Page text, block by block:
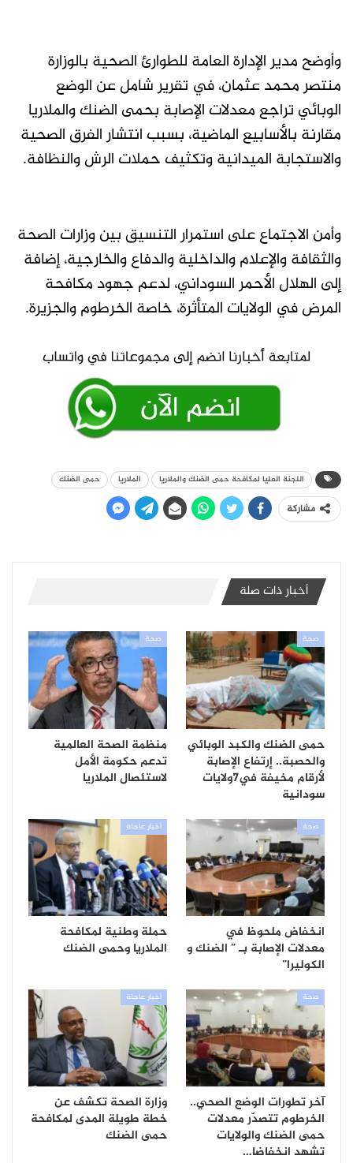
وأوضح مدير الإدارة العامة للطوارئ الصحية بالوزارة
منتصر محمد عثمان، في تقرير شامل عن الوضع
الوبائي تراجع معدلات الإصابة بحمى الضنك والملاريا
مقارنة بالأسابيع الماضية، بسبب انتشار الفرق الصحية
والاستجابة الميدانية وتكثيف حملات الرش والنظافة.
وأمن الاجتماع على استمرار التنسيق بين وزارات الصحة
والثقافة والإعلام والداخلية والدفاع والخارجية، إضافة
إلى الهلال الأحمر السوداني، لدعم جهود مكافحة
المرض في الولايات المتأثرة، خاصة الخرطوم والجزيرة.
اللجنة العليا لمكافحة حمى الضنك والملاريا الملاريا حمى الضنك
مشاركة
أخبار ذات صلة
صحة
حمى الضنك والكبد الوبائي
والحصبة.. إرتفاع الإصابة
لأرقام مخيفة في7ولايات
سودانية
صحة
منظمة الصحة العالمية
تدعم حكومة الأمل
لاستئصال الملاريا
صحة
انخفاض ملحوظ في
معدلات الإصابة بـ ” الضنك و
الكوليرا”
أخبار عاجلة
حملة وطنية لمكافحة
الملاريا وحمى الضنك
صحة
آخر تطورات الوضع الصحي..
الخرطوم تتصدّر معدلات
حمى الضنك والولايات
تشهد انخفاضا…
أخبار عاجلة
وزارة الصحة تكشف عن
خطة طويلة المدى لمكافحة
حمى الضنك